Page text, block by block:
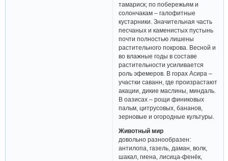
тамариск; по побережьям и
солончакам – галофитные
кустарники. Значительная часть
песчаных и каменистых пустынь
почти полностью лишены
растительного покрова. Весной и
во влажные годы в составе
растительности усиливается
роль эфемеров. В горах Асира –
участки саванн, где произрастают
акации, дикие маслины, миндаль.
В оазисах – рощи финиковых
пальм, цитрусовых, бананов,
зерновые и огородные культуры.
Животный мир
довольно разнообразен:
антилопа, газель, даман, волк,
шакал, гиена, лисица-фенёк,